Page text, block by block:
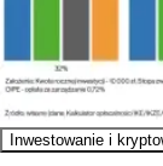
Inwestowanie i